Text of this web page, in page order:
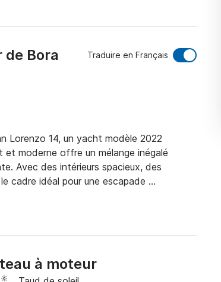
Bora Traduire en Français
Lorenzo 14, un yacht modèle 2022
moderne offre un mélange inégalé
Avec des intérieurs spacieux, des
cadre idéal pour une escapade
consacre à fournir un service de premier
moins qu'extraordinaire. Réservez le San
sur la mer Égée.
à moteur